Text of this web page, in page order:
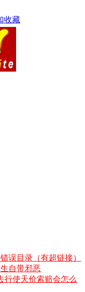
收藏
误目录（有超链接）
自带邪恶
行使天价索赔会怎么